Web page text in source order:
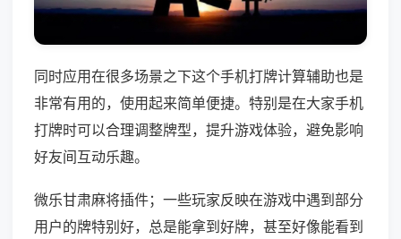
同时应用在很多场景之下这个手机打牌计算辅助也是
非常有用的，使用起来简单便捷。特别是在大家手机
打牌时可以合理调整牌型，提升游戏体验，避免影响
好友间互动乐趣。
微乐甘肃麻将插件；一些玩家反映在游戏中遇到部分
用户的牌特别好，总是能拿到好牌，甚至好像能看到